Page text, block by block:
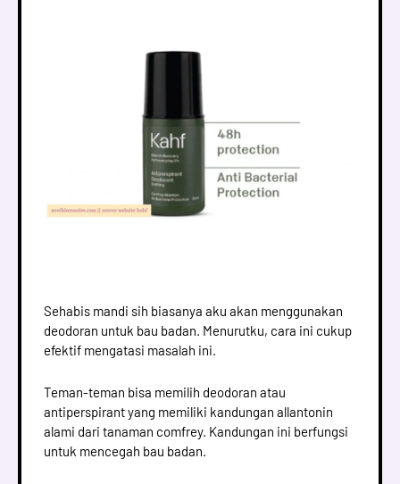
Sehabis mandi sih biasanya aku akan menggunakan
deodoran untuk bau badan. Menurutku, cara ini cukup
efektif mengatasi masalah ini.
Teman-teman bisa memilih deodoran atau
antiperspirant yang memiliki kandungan allantonin
alami dari tanaman comfrey. Kandungan ini berfungsi
untuk mencegah bau badan.